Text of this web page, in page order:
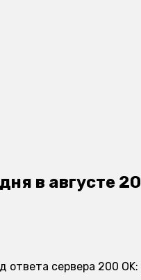
в августе
сервера 200